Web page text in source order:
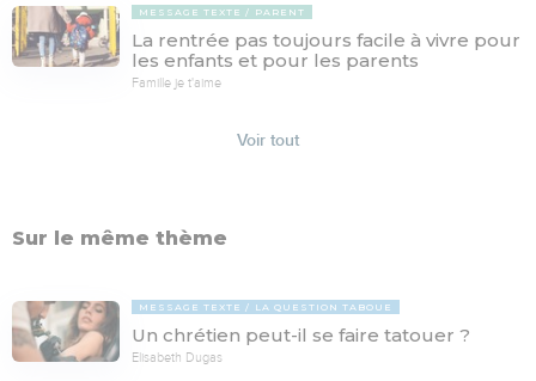
MESSAGE TEXTE PARENT
La rentrée pas toujours facile à vivre pour
les enfants et pour les parents
Famille je t'aime
Voir tout
Sur le même thème
MESSAGE TEXTE LA QUESTION TABOUE
Un chrétien peut-il se faire tatouer ?
Elisabeth Dugas